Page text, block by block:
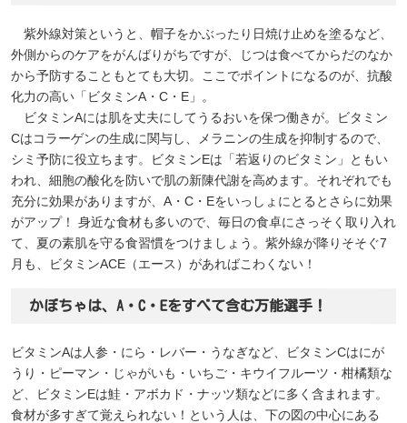
紫外線対策というと、帽子をかぶったり日焼け止めを塗るなど、
外側からのケアをがんばりがちですが、じつは食べてからだのなか
から予防することもとても大切。ここでポイントになるのが、抗酸
化力の高い「ビタミンA・C・E」。
ビタミンAには肌を丈夫にしてうるおいを保つ働きが。ビタミン
Cはコラーゲンの生成に関与し、メラニンの生成を抑制するので、
シミ予防に役立ちます。ビタミンEは「若返りのビタミン」ともい
われ、細胞の酸化を防いで肌の新陳代謝を高めます。それぞれでも
充分に効果がありますが、A・C・Eをいっしょにとるとさらに効果
がアップ！ 身近な食材も多いので、毎日の食卓にさっそく取り入れ
て、夏の素肌を守る食習慣をつけましょう。紫外線が降りそそぐ7
月も、ビタミンACE（エース）があればこわくない！
かぼちゃは、A・C・Eをすべて含む万能選手！
ビタミンAは人参・にら・レバー・うなぎなど、ビタミンCはにが
うり・ピーマン・じゃがいも・いちご・キウイフルーツ・柑橘類な
ど、ビタミンEは鮭・アボカド・ナッツ類などに多く含まれます。
食材が多すぎて覚えられない！という人は、下の図の中心にある